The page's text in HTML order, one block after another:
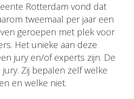
Rotterdam vond dat
tweemaal per jaar een
geroepen met plek voor
Het unieke aan deze
jury en/of experts zijn. De
Zij bepalen zelf welke
en welke niet.